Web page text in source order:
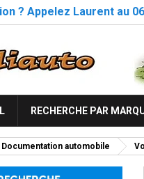
? Appelez Laurent au
RECHERCHE PAR
Documentation automobile